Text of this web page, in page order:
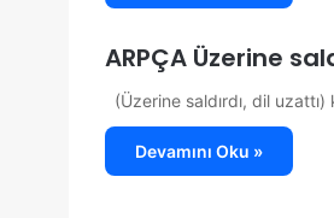
Devamını Oku »